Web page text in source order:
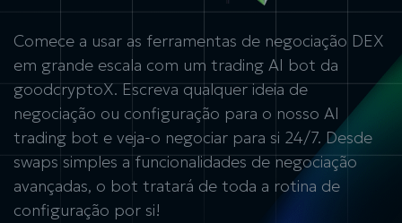
Comece a usar as ferramentas de negociação DEX
em grande escala com um trading AI bot da
goodcryptoX. Escreva qualquer ideia de
negociação ou configuração para o nosso AI
trading bot e veja-o negociar para si 24/7. Desde
swaps simples a funcionalidades de negociação
avançadas, o bot tratará de toda a rotina de
configuração por si!